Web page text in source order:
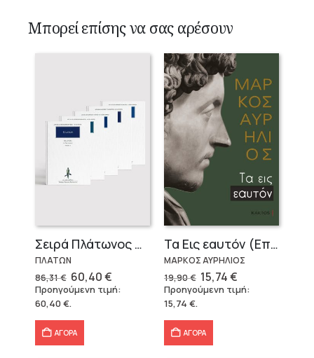
Μπορεί επίσης να σας αρέσουν
Σειρά Πλάτωνος Πολιτεία
ΠΛΑΤΩΝ
86,31€ Original
price
was:
86,31 €.
60,40€Η
τρέχουσα
τιμή
Προηγούμενη τιμή:
60,40€.
ΑΓΟΡΑ
Τα Εις εαυτόν (Επίτομο) – Μάρκος Αυρήλιος
ΜΑΡΚΟΣ ΑΥΡΗΛΙΟΣ
19,90€ Original
price
was:
15,74€Η
τρέχουσα
τιμή
Προηγούμενη τιμή:
15,74 €.
ΑΓΟΡΑ